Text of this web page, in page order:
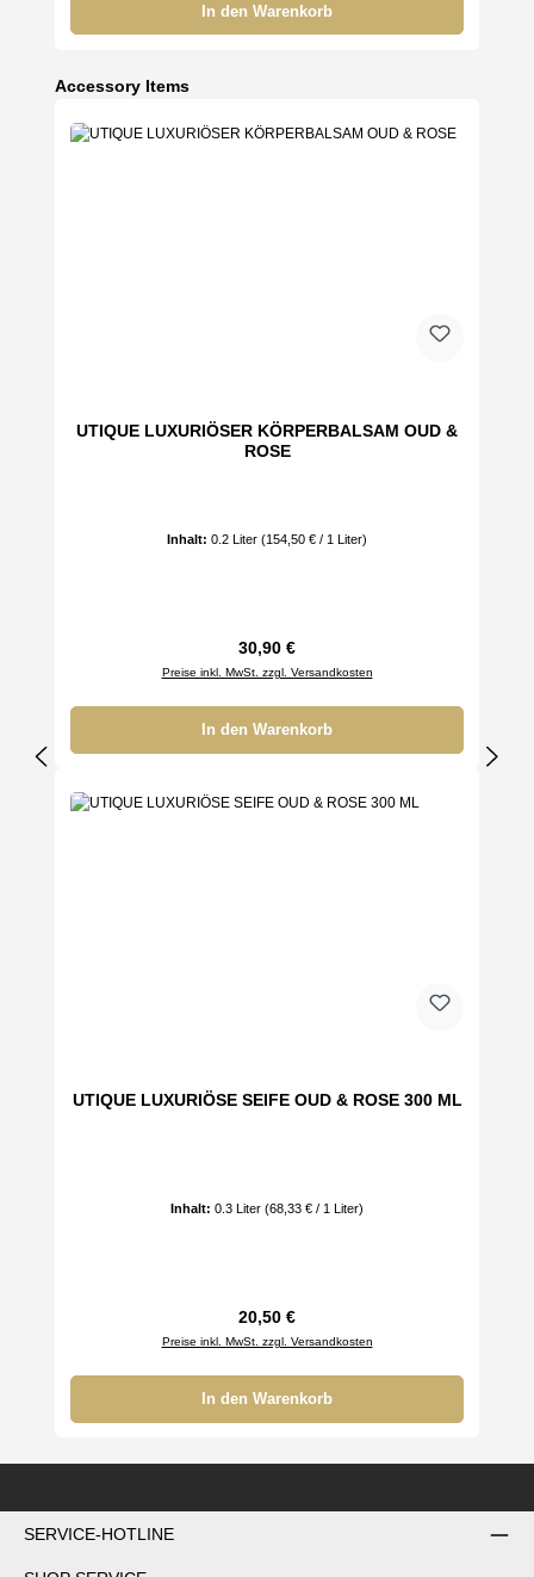
In den Warenkorb
Produktgalerie überspringen
Accessory Items
UTIQUE LUXURIÖSER KÖRPERBALSAM OUD &
ROSE
Inhalt: 0.2 Liter (154,50 € / 1 Liter)
Regulärer Preis:
30,90 €
Preise inkl. MwSt. zzgl. Versandkosten
In den Warenkorb
UTIQUE LUXURIÖSE SEIFE OUD & ROSE 300 ML
Inhalt: 0.3 Liter (68,33 € / 1 Liter)
Regulärer Preis:
20,50 €
Preise inkl. MwSt. zzgl. Versandkosten
In den Warenkorb
SERVICE-HOTLINE